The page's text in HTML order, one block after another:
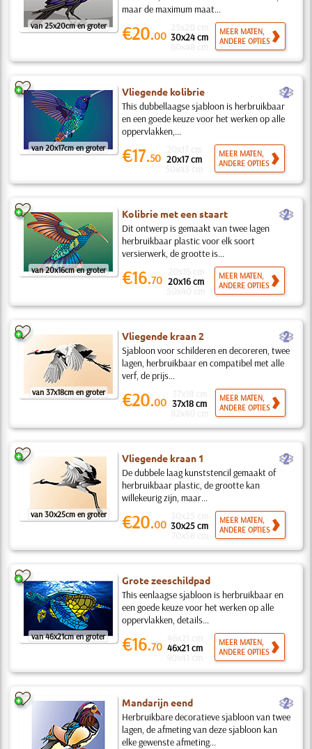
van 25x20cm en groter
maar de maximum maat...
€20.00 30x24 cm
MEER MATEN,
ANDERE OPTIES
van 20x17cm en groter
Vliegende kolibrie b
This dubbellaagse sjabloon is herbruikbaar
en een goede keuze voor het werken op alle
oppervlakken,...
€17.50 20x17 cm
MEER MATEN,
ANDERE OPTIES
van 20x16cm en groter
Kolibrie met een staart b
Dit ontwerp is gemaakt van twee lagen
herbruikbaar plastic voor elk soort
versierwerk, de grootte is...
€16.70 20x16 cm
MEER MATEN,
ANDERE OPTIES
van 37x18cm en groter
Vliegende kraan 2 b
Sjabloon voor schilderen en decoreren, twee
lagen, herbruikbaar en compatibel met alle
verf, de prijs...
€20.00 37x18 cm
MEER MATEN,
ANDERE OPTIES
van 30x25cm en groter
Vliegende kraan 1 b
De dubbele laag kunststencil gemaakt of
herbruikbaar plastic, de grootte kan
willekeurig zijn, maar...
€20.00 30x25 cm
MEER MATEN,
ANDERE OPTIES
van 46x21cm en groter
Grote zeeschildpad
This eenlaagse sjabloon is herbruikbaar en
een goede keuze voor het werken op alle
oppervlakken, details...
€16.70 46x21 cm
MEER MATEN,
ANDERE OPTIES
Mandarijn eend b
Herbruikbare decoratieve sjabloon van twee
lagen, de afmeting van deze sjabloon kan
elke gewenste afmeting...